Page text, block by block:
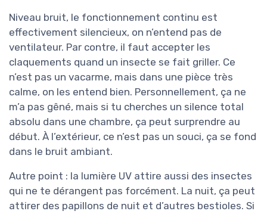
Niveau bruit, le fonctionnement continu est
effectivement silencieux, on n’entend pas de
ventilateur. Par contre, il faut accepter les
claquements quand un insecte se fait griller. Ce
n’est pas un vacarme, mais dans une pièce très
calme, on les entend bien. Personnellement, ça ne
m’a pas gêné, mais si tu cherches un silence total
absolu dans une chambre, ça peut surprendre au
début. À l’extérieur, ce n’est pas un souci, ça se fond
dans le bruit ambiant.
Autre point : la lumière UV attire aussi des insectes
qui ne te dérangent pas forcément. La nuit, ça peut
attirer des papillons de nuit et d’autres bestioles. Si